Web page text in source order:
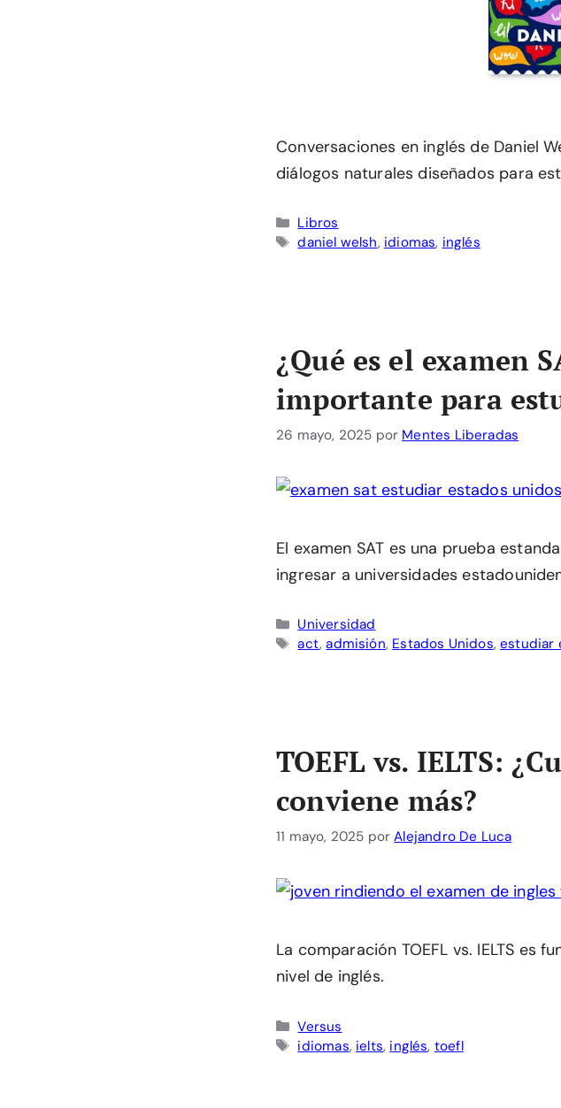
Conversaciones en inglés de Daniel
diálogos naturales diseñados para
Categorías
Libros
Etiquetas
daniel welsh, idiomas, inglés
¿Qué es el examen
importante para
26 mayo, 2025 por Mentes Liberadas
El examen SAT es una prueba
ingresar a universidades
Categorías
Universidad
Etiquetas
act,admisión, Estados Unidos,estudiar
TOEFL vs. IELTS:
conviene más?
11 mayo, 2025 porAlejandro De Luca
La comparación TOEFL vs. IELTS es
nivel de inglés.
Categorías
Versus
Etiquetas
idiomas, ielts, inglés, toefl